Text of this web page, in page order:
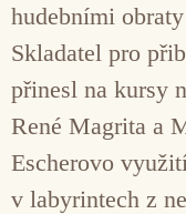
hudebními
Skladatel pro
přinesl na kursy
René Magrita a
Escherovo
v labyrintech z